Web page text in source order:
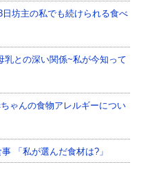
坊主の私でも続けられる食べ
乳との深い関係~私が今知って
ゃんの食物アレルギーについ
「私が選んだ食材は?」